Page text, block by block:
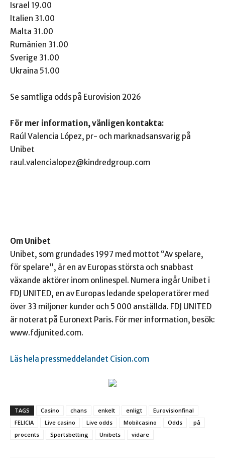
Israel 19.00
Italien 31.00
Malta 31.00
Rumänien 31.00
Sverige 31.00
Ukraina 51.00
Se samtliga odds på Eurovision 2026
För mer information, vänligen kontakta:
Raúl Valencia López, pr- och marknadsansvarig på
Unibet
raul.valencialopez@kindredgroup.com
Om Unibet
Unibet, som grundades 1997 med mottot “Av spelare,
för spelare”, är en av Europas största och snabbast
växande aktörer inom onlinespel. Numera ingår Unibet i
FDJ UNITED, en av Europas ledande speloperatörer med
över 33 miljoner kunder och 5 000 anställda. FDJ UNITED
är noterat på Euronext Paris. För mer information, besök:
www.fdjunited.com.
Läs hela pressmeddelandet Cision.com
TAGS Casino chans enkelt enligt
Eurovisionfinal
FELICIA
Live casino Live odds Mobilcasino Odds
på
procents
Sportsbetting Unibets vidare